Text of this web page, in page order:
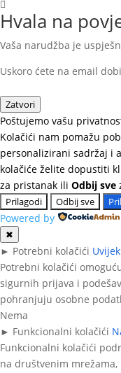
Hvala na
Vaša narudžba je
Uskoro ćete na email
Zatvori
Poštujemo vašu
Kolačići nam pomažu
personalizirani sadržaj i
kolačiće želite dopustiti
za pristanak ili Odbij sve
Prilagodi Odbij sve
Powered by
✖
► Potrebni kolačići
Potrebni kolačići
sigurnih prijava i
pohranjuju osobne
Nema
► Funkcionalni kolačići
Funkcionalni kolačići
na društvenim